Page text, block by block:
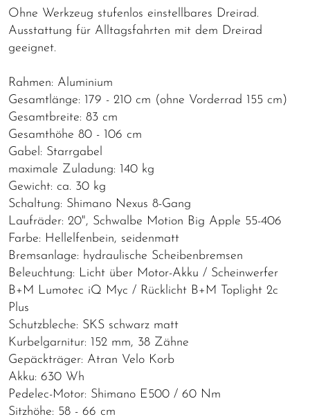
Ohne Werkzeug stufenlos einstellbares Dreirad.
Ausstattung für Alltagsfahrten mit dem Dreirad
geeignet.
Rahmen: Aluminium
Gesamtlänge: 179 - 210 cm (ohne Vorderrad 155 cm)
Gesamtbreite: 83 cm
Gesamthöhe 80 - 106 cm
Gabel: Starrgabel
maximale Zuladung: 140 kg
Gewicht: ca. 30 kg
Schaltung: Shimano Nexus 8-Gang
Laufräder: 20", Schwalbe Motion Big Apple 55-406
Farbe: Hellelfenbein, seidenmatt
Bremsanlage: hydraulische Scheibenbremsen
Beleuchtung: Licht über Motor-Akku / Scheinwerfer
B+M Lumotec iQ Myc / Rücklicht B+M Toplight 2c
Plus
Schutzbleche: SKS schwarz matt
Kurbelgarnitur: 152 mm, 38 Zähne
Gepäckträger: Atran Velo Korb
Akku: 630 Wh
Pedelec-Motor: Shimano E500 / 60 Nm
Sitzhöhe: 58 - 66 cm